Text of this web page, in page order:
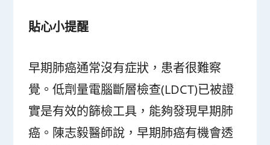
貼心小提醒
早期肺癌通常沒有症狀，患者很難察
覺。低劑量電腦斷層檢查(LDCT)已被證
實是有效的篩檢工具，能夠發現早期肺
癌。陳志毅醫師說，早期肺癌有機會透